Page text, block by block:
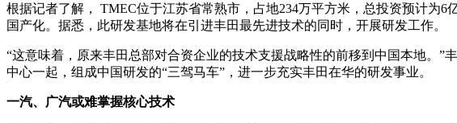
根据记者了解， TMEC位于江苏省常熟市，占地234万平方米，总投资预计为
国产化。据悉，此研发基地将在引进丰田最先进技术的同时，开展研发工作。
“这意味着，原来丰田总部对合资企业的技术支援战略性的前移到中国本地。”
中心一起，组成中国研发的“三驾马车”，进一步充实丰田在华的研发事业。
一汽、广汽或难掌握核心技术